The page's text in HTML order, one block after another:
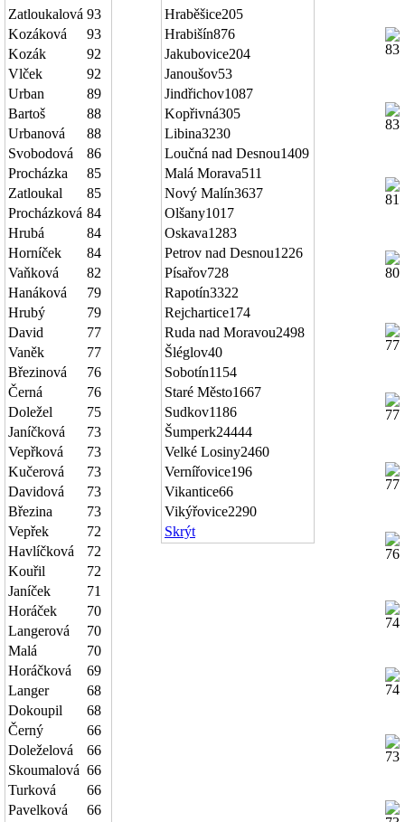
Zatloukalová 93
Kozáková
93
Kozák
92
Vlček
92
Urban
89
Bartoš
88
Urbanová
88
Svobodová
86
Procházka
85
Zatloukal
85
Procházková 84
Hrubá
84
Horníček
84
Vaňková
82
Hanáková
79
Hrubý
79
David
77
Vaněk
77
Březinová
76
Černá
76
Doležel
75
Janíčková
73
Vepřková
73
Kučerová
73
Davidová
73
Březina
73
Vepřek
72
Havlíčková
72
Kouřil
72
Janíček
71
Horáček
70
Langerová
70
Malá
70
Horáčková
69
Langer
68
Dokoupil
68
Černý
66
Doleželová
66
Skoumalová 66
Turková
66
Pavelková
66
Hraběšice205
Hrabišín876
Jakubovice204
Janoušov53
Jindřichov1087
Kopřivná305
Libina3230
Loučná nad Desnou1409
Malá Morava511
Nový Malín3637
Olšany1017
Oskava1283
Petrov nad Desnou1226
Písařov728
Rapotín3322
Rejchartice174
Ruda nad Moravou2498
Šléglov40
Sobotín1154
Staré Město1667
Sudkov1186
Šumperk24444
Velké Losiny2460
Vernířovice196
Vikantice66
Vikýřovice2290
Skrýt